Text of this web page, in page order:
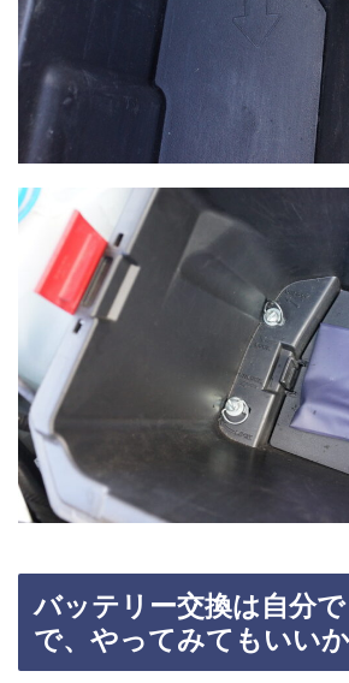
バッテリー交換は自分
で、やってみてもいい